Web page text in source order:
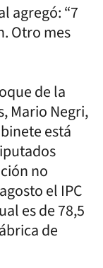
agregó: “7
Otro mes
de la
Mario Negri,
está
no
el IPC
es de 78,5
de